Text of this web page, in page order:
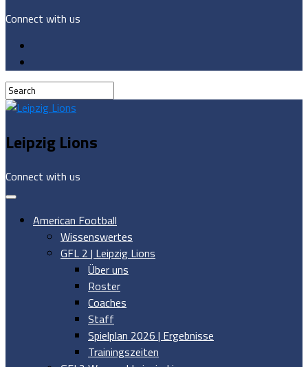
Connect with us
Leipzig Lions
Connect with us
American Football
Wissenswertes
GFL 2 | Leipzig Lions
Über uns
Roster
Coaches
Staff
Spielplan 2026 | Ergebnisse
Trainingszeiten